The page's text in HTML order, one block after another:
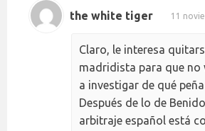
the white tiger 11
Claro, le interesa
madridista para que no
a investigar de qué
Después de lo de
arbitraje español está